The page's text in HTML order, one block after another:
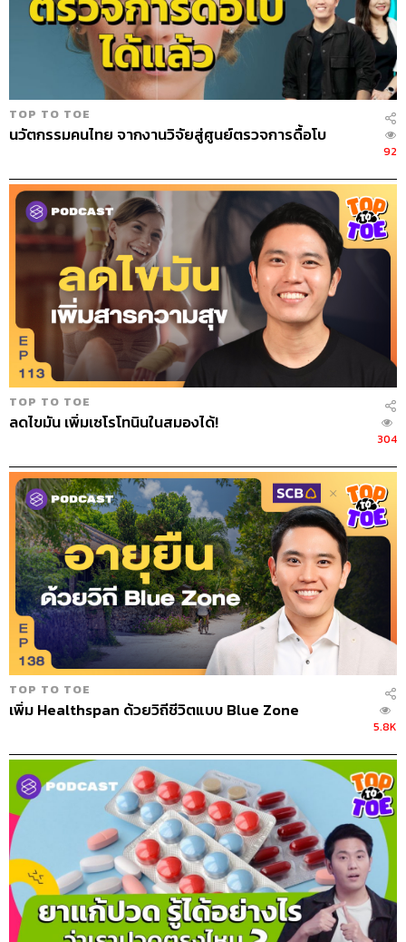
TOP TO TOE
นวัตกรรมคนไทย จากงานวิจัยสู่ศูนย์ตรวจการดื้อโบ
92
TOP TO TOE
ลดไขมัน เพิ่มเซโรโทนินในสมองได้!
304
TOP TO TOE
เพิ่ม Healthspan ด้วยวิถีชีวิตแบบ Blue Zone
5.8K